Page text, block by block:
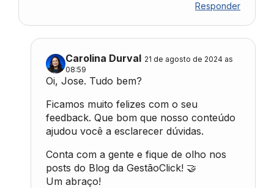
Responder
Carolina Durval 21 de agosto de 2024 as
08:59
Oi, Jose. Tudo bem?
Ficamos muito felizes com o seu
feedback. Que bom que nosso conteúdo
ajudou você a esclarecer dúvidas.
Conta com a gente e fique de olho nos
posts do Blog da GestãoClick! 🤝
Um abraço!